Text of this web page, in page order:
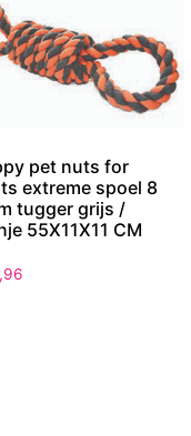
pet nuts for
extreme spoel 8
tugger grijs /
55X11X11 CM